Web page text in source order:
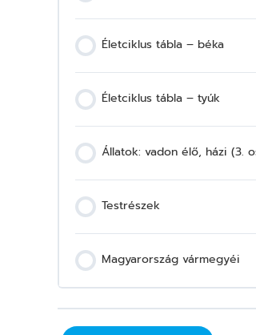
Életciklus tábla – béka
Életciklus tábla – tyúk
Állatok: vadon élő, házi (3.
Testrészek
Magyarország vármegyéi